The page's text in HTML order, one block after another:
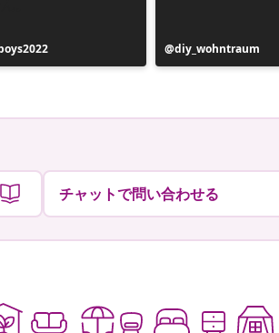
投
稿
diy_wohntraum
チャットで問い合わせる